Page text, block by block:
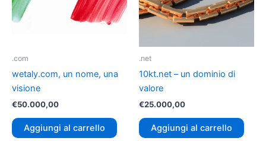
.com
wetaly.com, un nome, una
visione
€50.000,00
Aggiungi al carrello
.net
10kt.net – un dominio di
valore
€25.000,00
Aggiungi al carrello